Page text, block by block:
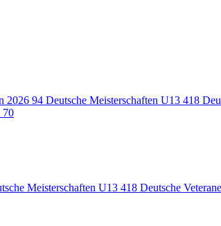
2026 94 Deutsche Meisterschaften U13 418
70
Meisterschaften U13 418 Deutsche